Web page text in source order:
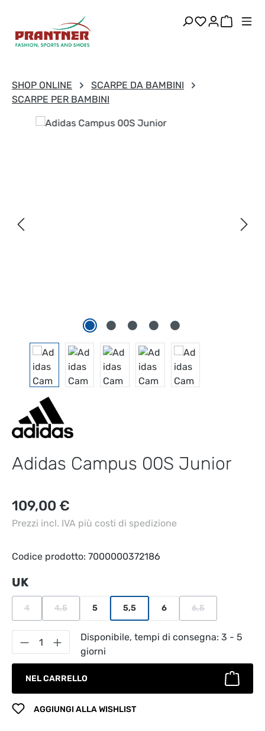
Passa al contenuto principale
Hai 0Il
SHOP ONLINE
SCARPE DA BAMBINI
SCARPE PER BAMBINI
Salta la galleria di immagini
Adidas Campus 00S Junior
Prezzo normale:
109,00 €
Prezzi incl. IVA più costi di spedizione
Codice prodotto: 7000000372186
Seleziona
UK
4
(Questa opzione non è al momento disponibile.)
4,5
(Questa opzione non è al momento disponibile.)
5 5,5 6 6,5
(Questa opzione
Quantità del prodotto: inserisci la
Disponibile, tempi di consegna: 3 - 5
giorni
NEL CARRELLO
AGGIUNGI ALLA WISHLIST